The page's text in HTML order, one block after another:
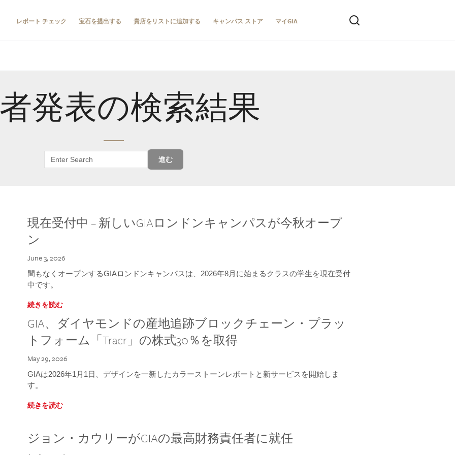
レポート チェック 宝石を提出する 貴店をリストに追加する キャンパス ストア マイGIA
発表の検索結果
進む
現在受付中 – 新しいGIAロンドンキャンパスが今秋オープ
ン
June 3, 2026
間もなくオープンするGIAロンドンキャンパスは、2026年8月に始まるクラスの学生を現在受付
中です。
続きを読む
GIA、ダイヤモンドの産地追跡ブロックチェーン・プラッ
トフォーム「Tracr」の株式30％を取得
May 29, 2026
GIAは2026年1月1日、デザインを一新したカラーストーンレポートと新サービスを開始しま
す。
続きを読む
ジョン・カウリーがGIAの最高財務責任者に就任